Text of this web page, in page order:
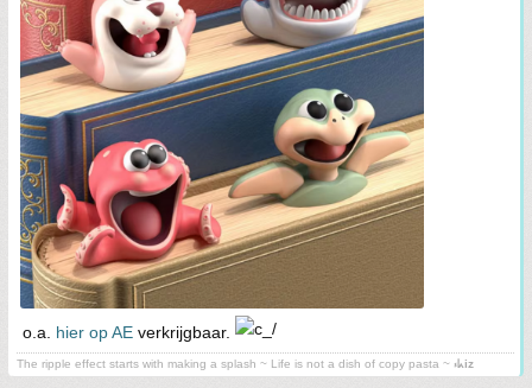
o.a. hier op AE verkrijgbaar.
The ripple effect starts with making a splash ~ Life is not a dish of copy pasta ~ ⳽ᖾiz